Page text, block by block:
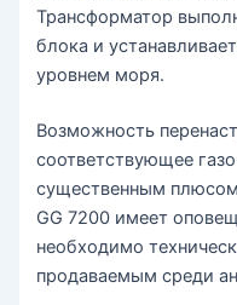
Трансформатор
блока и
уровнем моря.
Возможность
соответствующее
существенным
GG 7200 имеет
необходимо
продаваемым среди